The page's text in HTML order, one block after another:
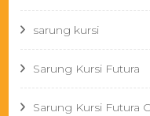
sarung kursi
Sarung Kursi Futura
Sarung Kursi Futura